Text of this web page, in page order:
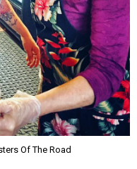
Of The Road